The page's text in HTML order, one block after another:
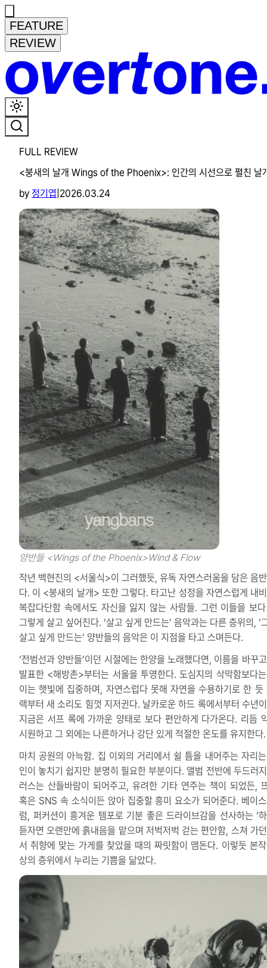
FEATURE
REVIEW
FULL REVIEW
<붕새의 날개 Wings of the Phoenix>: 인간의 시선으로 펼친 날
by 정기엽 2026.03.24
양반들 <Wings of the Phoenix>Wind & Flow
작년 백현진의 <서울식>이 그러했듯, 유독 자연스러움을 담은 음
다. 이 <붕새의 날개> 또한 그렇다. 타고난 성정을 자연스럽게 내
복잡다단함 속에서도 자신을 잃지 않는 사람들. 그런 이들을 보
그렇게 살고 싶어진다. ‘살고 싶게 만드는’ 음악과는 다른 층위의, ‘
살고 싶게 만드는’ 양반들의 음악은 이 지점을 타고 스며든다.
‘전범선과 양반들’이던 시절에는 한양을 노래했다면, 이름을 바꾸
발표한 <해방촌>부터는 서울을 투영한다. 도심지의 삭막함보다
이는 햇빛에 집중하며, 자연스럽다 못해 자연을 수용하기로 한 듯
랙부터 새 소리도 힘껏 지저귄다. 날카로운 하드 록에서부터 수년
지금은 서프 록에 가까운 양태로 보다 편안하게 다가온다. 리듬
시원하고 그 외에는 나른하거나 강단 있게 적절한 온도를 유지한다.
마치 공원의 아늑함. 집 이외의 거리에서 쉴 틈을 내어주는 자리
인이 놓치기 쉽지만 분명히 필요한 부분이다. 앨범 전반에 두드러
러스는 산들바람이 되어주고, 유려한 기타 연주는 책이 되었든,
혹은 SNS 속 소식이든 앉아 집중할 흥미 요소가 되어준다. 베이
럼, 퍼커션이 흥겨운 템포로 기분 좋은 드라이브감을 선사하는 ‘하
듣자면 오랜만에 흙내음을 맡으며 저벅저벅 걷는 편안함, 스쳐 가
서 취향에 맞는 가게를 찾았을 때의 짜릿함이 맴돈다. 이렇듯 본
상의 층위에서 누리는 기쁨을 닮았다.